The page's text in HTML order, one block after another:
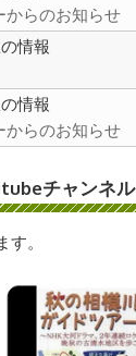
からのお知らせ
情報
情報
からのお知らせ
チャンネル
。